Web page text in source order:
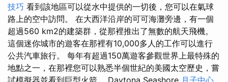
技巧 看到該地區可以從水中提供的一切後，您可以在氣球
路上的空中訪問。 在大西洋沿岸的可可海灘旁邊，有一個
超過560 km2的建築群，從那裡推出了無數的航天飛機。
這個迷你城市的遊客在那裡有10,000多人的工作可以進行
公共汽車旅行。 每年有超過150萬遊客參觀世界上最特殊的
地點之一，在那裡您可以熟悉半個世紀的美國太空歷史，嘗
試模擬器並看到巨型火箭。 Daytona Seashore 月子中心